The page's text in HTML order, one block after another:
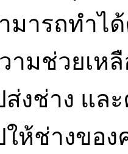
ารถทำได้
ามช่วยเห
งช่าง แล
ให้ช่างขอ